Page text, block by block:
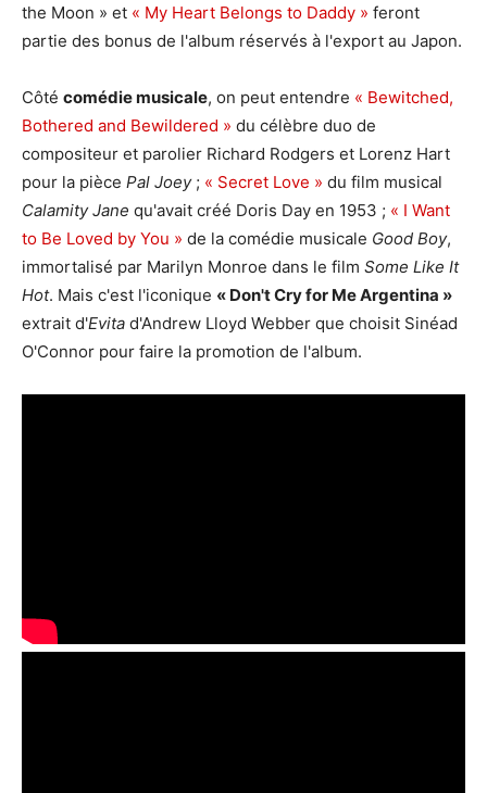
the Moon » et « My Heart Belongs to Daddy » feront
partie des bonus de l'album réservés à l'export au Japon.
Côté comédie musicale, on peut entendre « Bewitched,
Bothered and Bewildered » du célèbre duo de
compositeur et parolier Richard Rodgers et Lorenz Hart
pour la pièce Pal Joey; « Secret Love » du film musical
Calamity Jane qu'avait créé Doris Day en 1953 ; « I Want
to Be Loved by You » de la comédie musicale Good Boy,
immortalisé par Marilyn Monroe dans le film Some Like It
Hot. Mais c'est l'iconique « Don't Cry for Me Argentina »
extrait d'Evita d'Andrew Lloyd Webber que choisit Sinéad
O'Connor pour faire la promotion de l'album.